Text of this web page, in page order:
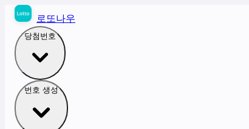
로또나우
당첨번호
번호 생성